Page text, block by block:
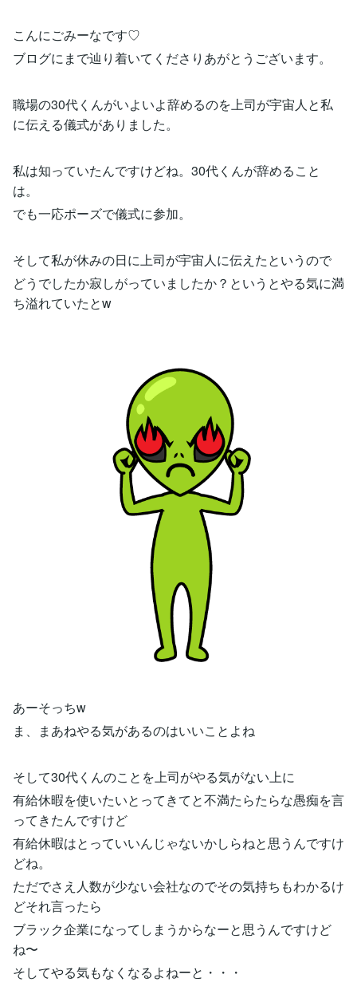
こんにごみーなです♡
ブログにまで辿り着いてくださりあがとうございます。
職場の30代くんがいよいよ辞めるのを上司が宇宙人と私
に伝える儀式がありました。
私は知っていたんですけどね。30代くんが辞めること
は。
でも一応ポーズで儀式に参加。
そして私が休みの日に上司が宇宙人に伝えたというので
どうでしたか寂しがっていましたか？というとやる気に満
ち溢れていたとw
あーそっちw
ま、まあねやる気があるのはいいことよね
そして30代くんのことを上司がやる気がない上に
有給休暇を使いたいとってきてと不満たらたらな愚痴を言
ってきたんですけど
有給休暇はとっていいんじゃないかしらねと思うんですけ
どね。
ただでさえ人数が少ない会社なのでその気持ちもわかるけ
どそれ言ったら
ブラック企業になってしまうからなーと思うんですけど
ね〜
そしてやる気もなくなるよねーと・・・